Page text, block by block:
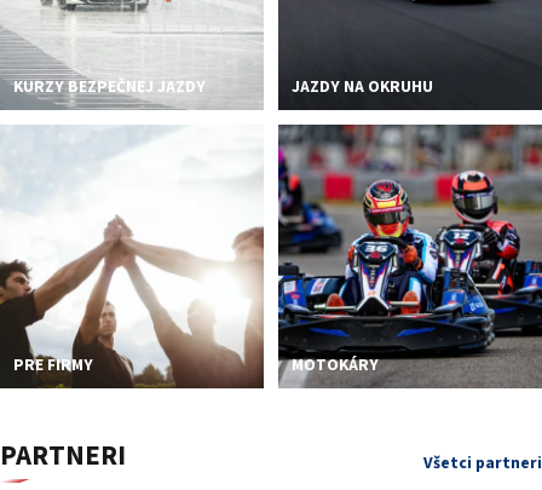
KURZY BEZPEČNEJ JAZDY JAZDY NA OKRUHU
PRE FIRMY MOTOKÁRY
PARTNERI Všetci partneri